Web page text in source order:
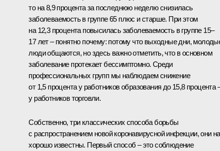
то на 8,9 процента за последнюю неделю снизилась
заболеваемость в группе 65 плюс и старше. При этом
на 12,3 процента повысилась заболеваемость в группе 15–
17 лет – понятно почему: потому что выходные дни,
люди общаются, но здесь важно отметить, что в основном
заболевание протекает бессимптомно. Среди
профессиональных групп мы наблюдаем снижение
от 1,5 процента у работников образования до 15,8 процента
у работников торговли.
Собственно, три классических способа борьбы
с распространением новой коронавирусной инфекции, они
хорошо известны. Первый способ – это соблюдение